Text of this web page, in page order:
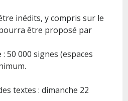
inédits, y compris sur le
être proposé par
50 000 signes (espaces
textes : dimanche 22